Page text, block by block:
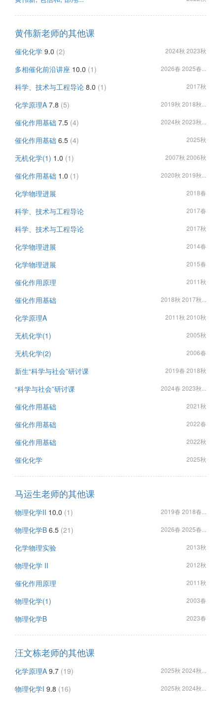
黄伟新老师的其他课
催化化学 9.0 (2) 2024秋 2023秋
多相催化前沿讲座 10.0 (1) 2026春 2025春...
科学、技术与工程导论 8.0 (1) 2017秋
化学原理A 7.8 (5) 2019秋 2018秋...
催化作用基础 7.5 (4) 2024秋 2023秋...
催化作用基础 6.5 (4) 2025秋
无机化学(1) 1.0 (1) 2007秋 2006秋
催化作用基础 1.0 (1) 2020秋 2019秋...
化学物理进展 2018春
科学、技术与工程导论 2017春
科学、技术与工程导论 2017秋
化学物理进展 2014春
化学物理进展 2015春
催化作用原理 2011秋
催化作用基础 2018秋 2017秋...
化学原理A 2011秋 2010秋
无机化学(1) 2005秋
无机化学(2) 2006春
新生“科学与社会”研讨课 2019春 2018秋
“科学与社会”研讨课 2024春 2023秋...
催化作用基础 2021秋
催化作用基础 2022春
催化作用基础 2022秋
催化化学 2025秋
马运生老师的其他课
物理化学II 10.0 (1) 2019春 2018春...
物理化学B 6.5 (21) 2026春 2025春...
化学物理实验 2013秋
物理化学 II 2012秋
催化作用原理 2011秋
物理化学(1) 2003春
物理化学B 2023春
汪文栋老师的其他课
化学原理A 9.7 (19) 2025秋 2024秋...
物理化学I 9.8 (16) 2025秋 2024秋...